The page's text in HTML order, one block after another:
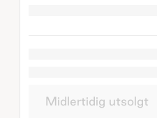
Midlertidig utsolgt